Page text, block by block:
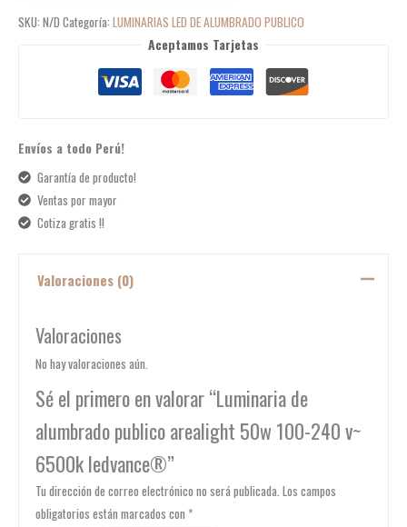
SKU: N/D Categoría: LUMINARIAS LED DE ALUMBRADO PUBLICO
Aceptamos Tarjetas
Envíos a todo Perú!
Garantía de producto!
Ventas por mayor
Cotiza gratis !!
Valoraciones (0)
Valoraciones
No hay valoraciones aún.
Sé el primero en valorar “Luminaria de
alumbrado publico arealight 50w 100-240 v~
6500k ledvance®”
Tu dirección de correo electrónico no será publicada. Los campos
obligatorios están marcados con *